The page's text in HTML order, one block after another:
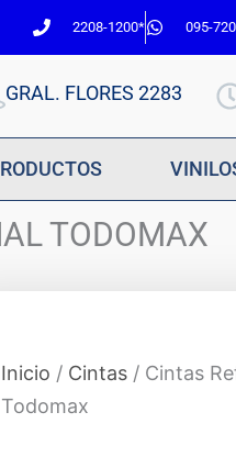
2208-1200* 095-
GRAL. FLORES 2283
TODOMAX
Inicio / Cintas / Cintas
Todomax